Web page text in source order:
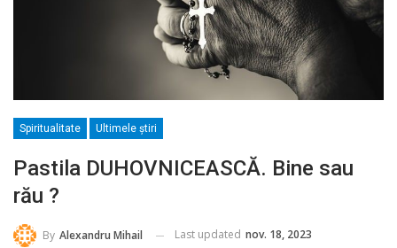
Spiritualitate Ultimele ştiri
Pastila DUHOVNICEASCĂ. Bine sau
rău ?
By Alexandru Mihail Last updated nov. 18, 2023